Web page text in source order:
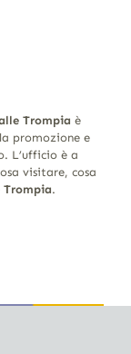
Trompia è
promozione e
L’ufficio è a
visitare, cosa
Trompia.